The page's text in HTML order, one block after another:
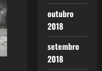
outubro
2018
setembro
2018